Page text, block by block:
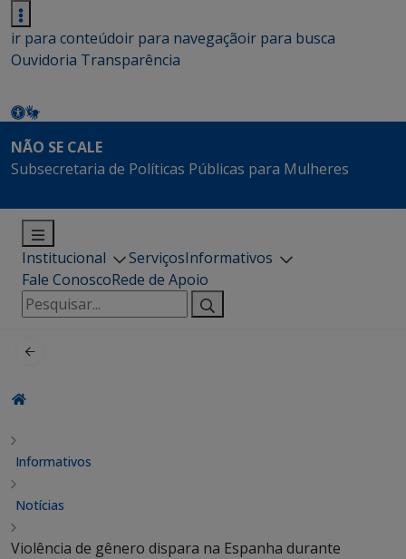
ir para conteúdoir para navegaçãoir para busca
Ouvidoria Transparência
NÃO SE CALE
Subsecretaria de Políticas Públicas para Mulheres
Institucional ServiçosInformativos
Fale ConoscoRede de Apoio
Pesquisar
por:
Informativos
Notícias
Violência de gênero dispara na Espanha durante